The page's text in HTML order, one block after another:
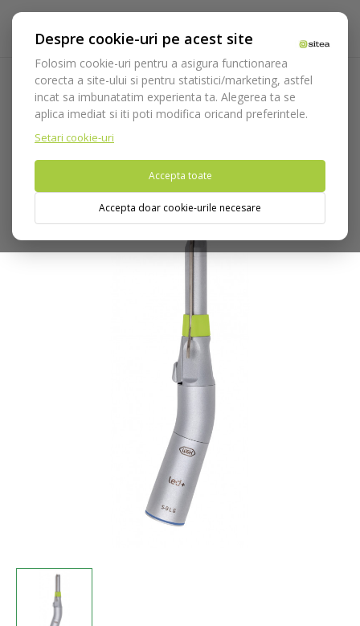
Despre cookie-uri pe acest site
Folosim cookie-uri pentru a asigura functionarea
corecta a site-ului si pentru statistici/marketing, astfel
incat sa imbunatatim experienta ta. Alegerea ta se
aplica imediat si iti poti modifica oricand preferintele.
Setari cookie-uri
Accepta toate
Accepta doar cookie-urile necesare
Acasa Echipamente Piese de mana Piese chirugie
9 LG inel albastru
Nu puteti plasa comenzi din tara din care accesati website-ul